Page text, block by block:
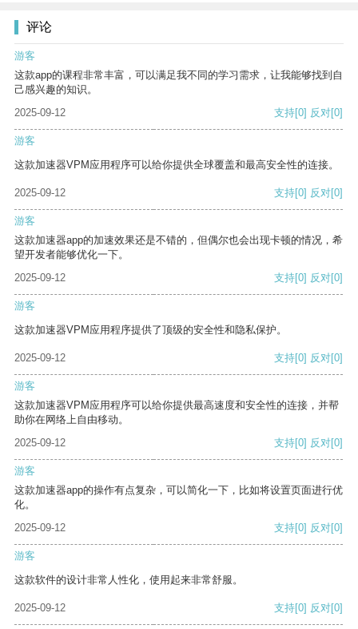
评论
游客
这款app的课程非常丰富，可以满足我不同的学习需求，让我能够找到自
己感兴趣的知识。
2025-09-12
支持[0] 反对[0]
游客
这款加速器VPM应用程序可以给你提供全球覆盖和最高安全性的连接。
2025-09-12 支持[0] 反对[0]
游客
这款加速器app的加速效果还是不错的，但偶尔也会出现卡顿的情况，希
望开发者能够优化一下。
2025-09-12
支持[0] 反对[0]
游客
这款加速器VPM应用程序提供了顶级的安全性和隐私保护。
2025-09-12 支持[0] 反对[0]
游客
这款加速器VPM应用程序可以给你提供最高速度和安全性的连接，并帮
助你在网络上自由移动。
2025-09-12
支持[0] 反对[0]
游客
这款加速器app的操作有点复杂，可以简化一下，比如将设置页面进行优
化。
2025-09-12
支持[0] 反对[0]
游客
这款软件的设计非常人性化，使用起来非常舒服。
2025-09-12 支持[0] 反对[0]